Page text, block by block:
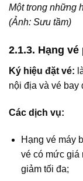
Một trong những
(Ảnh: Sưu tầm)
2.1.3. Hạng
Ký hiệu đặt vé:
nội địa và vé bay
Các dịch vụ:
Hạng vé máy
vé có mức giá
giảm tối đa;